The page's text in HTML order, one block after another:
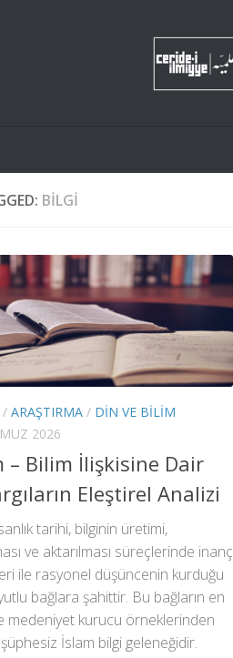
BILGI
/ ARAŞTIRMA / DIN VE BILIM
2026
– Bilim İlişkisine Dair
Eleştirel Analizi
tarihi, bilginin üretimi,
ve aktarılması süreçlerinde inanç
ile rasyonel düşüncenin kurduğu
bağlara şahittir. Bu bağların en
medeniyet kurucu örneklerinden
İslam bilgi geleneğidir.